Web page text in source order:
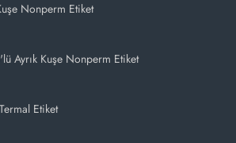
Nonperm Etiket
Ayrık Kuşe Nonperm Etiket
Etiket